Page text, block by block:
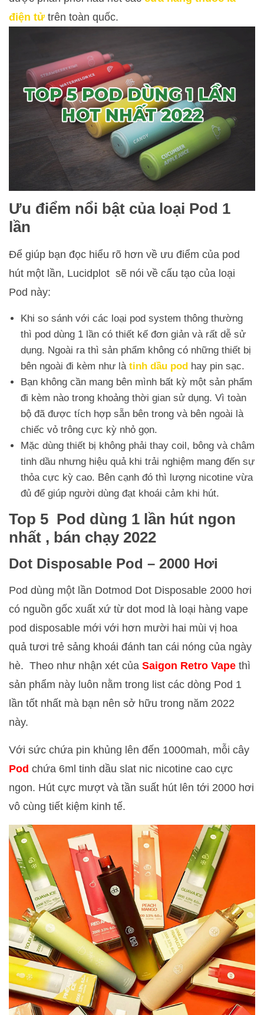
điện tử trên toàn quốc.
Ưu điểm nổi bật của loại Pod 1
lần
Để giúp bạn đọc hiểu rõ hơn về ưu điểm của pod
hút một lần, Lucidplot sẽ nói về cấu tạo của loại
Pod này:
Khi so sánh với các loại pod system thông thường
thì pod dùng 1 lần có thiết kế đơn giản và rất dễ sử
dụng. Ngoài ra thì sản phẩm không có những thiết bị
bên ngoài đi kèm như là tinh dầu pod hay pin sạc.
Bạn không cần mang bên mình bất kỳ một sản phẩm
đi kèm nào trong khoảng thời gian sử dụng. Vì toàn
bộ đã được tích hợp sẵn bên trong và bên ngoài là
chiếc vỏ trông cực kỳ nhỏ gọn.
Mặc dùng thiết bị không phải thay coil, bông và châm
tinh dầu nhưng hiệu quả khi trải nghiệm mang đến sự
thỏa cực kỳ cao. Bên cạnh đó thì lượng nicotine vừa
đủ để giúp người dùng đạt khoái cảm khi hút.
Top 5 Pod dùng 1 lần hút ngon
nhất , bán chạy 2022
Dot Disposable Pod – 2000 Hơi
Pod dùng một lần Dotmod Dot Disposable 2000 hơi
có nguồn gốc xuất xứ từ dot mod là loại hàng vape
pod disposable mới với hơn mười hai mùi vị hoa
quả tươi trẻ sảng khoái đánh tan cái nóng của ngày
hè. Theo như nhận xét của Saigon Retro Vape thì
sản phẩm này luôn nằm trong list các dòng Pod 1
lần tốt nhất mà bạn nên sở hữu trong năm 2022
này.
Với sức chứa pin khủng lên đến 1000mah, mỗi cây
Pod chứa 6ml tinh dầu slat nic nicotine cao cực
ngon. Hút cực mượt và tần suất hút lên tới 2000 hơi
vô cùng tiết kiệm kinh tế.